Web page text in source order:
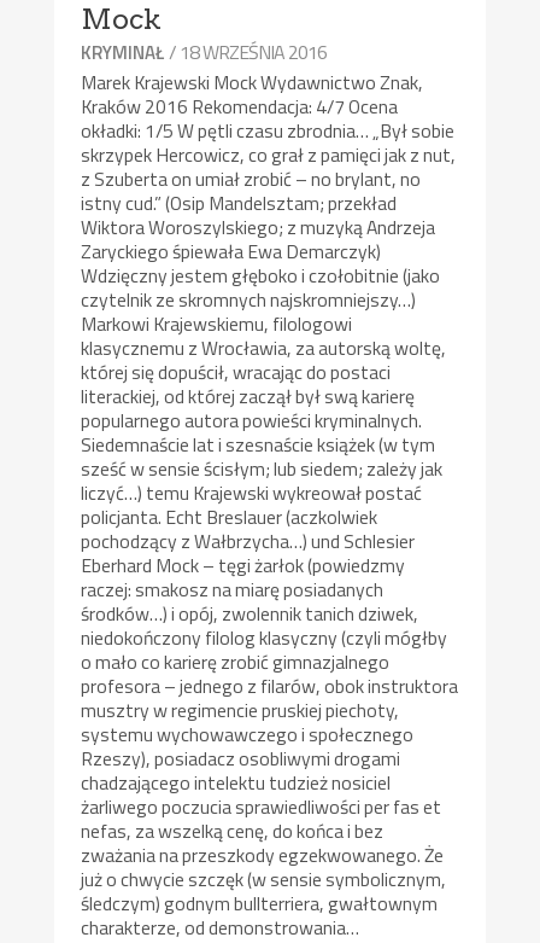
Mock
KRYMINAŁ/ 18 WRZEŚNIA 2016
Marek Krajewski Mock Wydawnictwo Znak,
Kraków 2016 Rekomendacja: 4/7 Ocena
okładki: 1/5 W pętli czasu zbrodnia… „Był sobie
skrzypek Hercowicz, co grał z pamięci jak z nut,
z Szuberta on umiał zrobić – no brylant, no
istny cud.” (Osip Mandelsztam; przekład
Wiktora Woroszylskiego; z muzyką Andrzeja
Zaryckiego śpiewała Ewa Demarczyk)
Wdzięczny jestem głęboko i czołobitnie (jako
czytelnik ze skromnych najskromniejszy…)
Markowi Krajewskiemu, filologowi
klasycznemu z Wrocławia, za autorską woltę,
której się dopuścił, wracając do postaci
literackiej, od której zaczął był swą karierę
popularnego autora powieści kryminalnych.
Siedemnaście lat i szesnaście książek (w tym
sześć w sensie ścisłym; lub siedem; zależy jak
liczyć…) temu Krajewski wykreował postać
policjanta. Echt Breslauer (aczkolwiek
pochodzący z Wałbrzycha…) und Schlesier
Eberhard Mock – tęgi żarłok (powiedzmy
raczej: smakosz na miarę posiadanych
środków…) i opój, zwolennik tanich dziwek,
niedokończony filolog klasyczny (czyli mógłby
o mało co karierę zrobić gimnazjalnego
profesora – jednego z filarów, obok instruktora
musztry w regimencie pruskiej piechoty,
systemu wychowawczego i społecznego
Rzeszy), posiadacz osobliwymi drogami
chadzającego intelektu tudzież nosiciel
żarliwego poczucia sprawiedliwości per fas et
nefas, za wszelką cenę, do końca i bez
zważania na przeszkody egzekwowanego. Że
już o chwycie szczęk (w sensie symbolicznym,
śledczym) godnym bullterriera, gwałtownym
charakterze, od demonstrowania…